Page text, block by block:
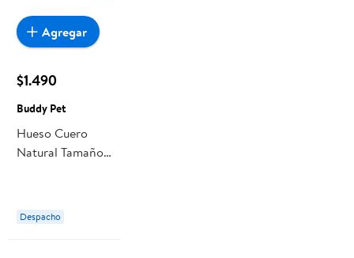
$1.490
Buddy Pet
Hueso Cuero
Natural Tamaño
Despacho
Agregar